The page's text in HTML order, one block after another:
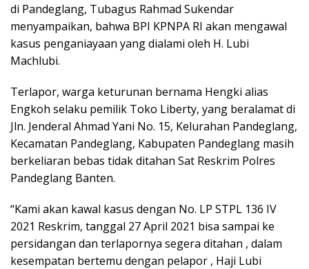
di Pandeglang, Tubagus Rahmad Sukendar
menyampaikan, bahwa BPI KPNPA RI akan mengawal
kasus penganiayaan yang dialami oleh H. Lubi
Machlubi.
Terlapor, warga keturunan bernama Hengki alias
Engkoh selaku pemilik Toko Liberty, yang beralamat di
Jln. Jenderal Ahmad Yani No. 15, Kelurahan Pandeglang,
Kecamatan Pandeglang, Kabupaten Pandeglang masih
berkeliaran bebas tidak ditahan Sat Reskrim Polres
Pandeglang Banten.
“Kami akan kawal kasus dengan No. LP STPL 136 IV
2021 Reskrim, tanggal 27 April 2021 bisa sampai ke
persidangan dan terlapornya segera ditahan , dalam
kesempatan bertemu dengan pelapor , Haji Lubi